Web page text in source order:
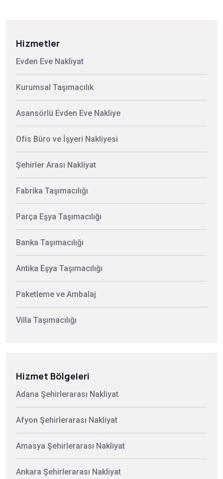
Hizmetler
Evden Eve Nakliyat
Kurumsal Taşımacılık
Asansörlü Evden Eve Nakliye
Ofis Büro ve İşyeri Nakliyesi
Şehirler Arası Nakliyat
Fabrika Taşımacılığı
Parça Eşya Taşımacılığı
Banka Taşımacılığı
Antika Eşya Taşımacılığı
Paketleme ve Ambalaj
Villa Taşımacılığı
Hizmet Bölgeleri
Adana Şehirlerarası Nakliyat
Afyon Şehirlerarası Nakliyat
Amasya Şehirlerarası Nakliyat
Ankara Şehirlerarası Nakliyat